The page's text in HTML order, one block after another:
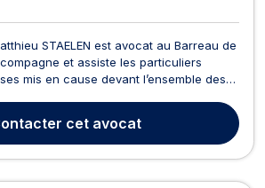
STAELEN est avocat au Barreau de
et assiste les particuliers
mis en cause devant l’ensemble des
Droit pénal Maître Matthieu
toutes les étapes ...
cet avocat